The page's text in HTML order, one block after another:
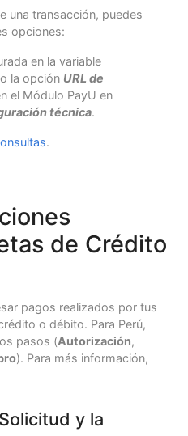
una transacción, puedes
opciones:
en la variable
o la opción URL de
el Módulo PayU en
técnica.
.
de Crédito
pagos realizados por tus
o débito. Para Perú,
pasos (Autorización,
). Para más información,
y la